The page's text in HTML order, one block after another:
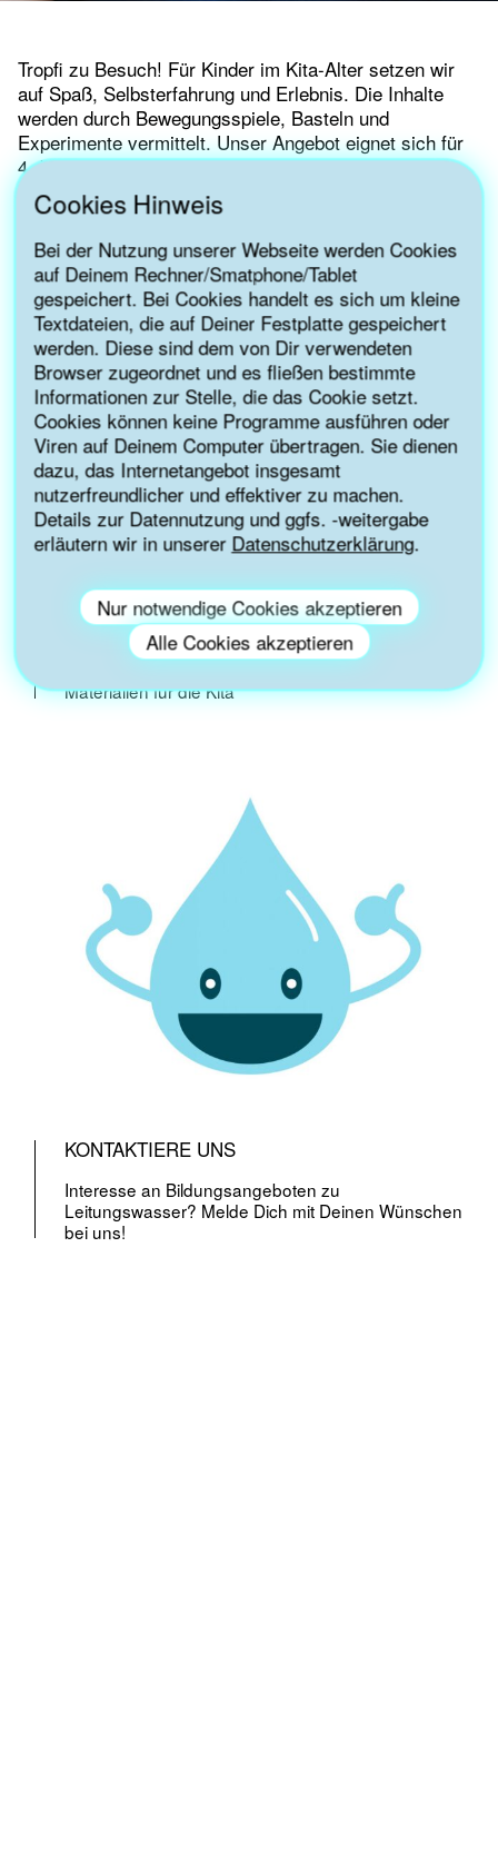
Cookies Hinweis
Bei der Nutzung unserer Webseite werden Cookies
auf Deinem Rechner/Smatphone/Tablet
gespeichert. Bei Cookies handelt es sich um kleine
Textdateien, die auf Deiner Festplatte gespeichert
werden. Diese sind dem von Dir verwendeten
Browser zugeordnet und es fließen bestimmte
Informationen zur Stelle, die das Cookie setzt.
Cookies können keine Programme ausführen oder
Viren auf Deinem Computer übertragen. Sie dienen
dazu, das Internetangebot insgesamt
nutzerfreundlicher und effektiver zu machen.
Details zur Datennutzung und ggfs. -weitergabe
erläutern wir in unserer Datenschutzerklärung.
Nur notwendige Cookies akzeptieren
Alle Cookies akzeptieren
Tropfi zu Besuch! Für Kinder im Kita-Alter setzen wir
auf Spaß, Selbsterfahrung und Erlebnis. Die Inhalte
werden durch Bewegungsspiele, Basteln und
Experimente vermittelt. Unser Angebot eignet sich für
4- bis 6-Jährige in Gruppengrößen bis maximal 12
Kinder. Die Workshops sind auf 45 bis 90 Minuten
ausgelegt.
KITA-WASSERTASCHE
Materialien für die Kita
KONTAKTIERE UNS
Interesse an Bildungsangeboten zu
Leitungswasser? Melde Dich mit Deinen Wünschen
bei uns!